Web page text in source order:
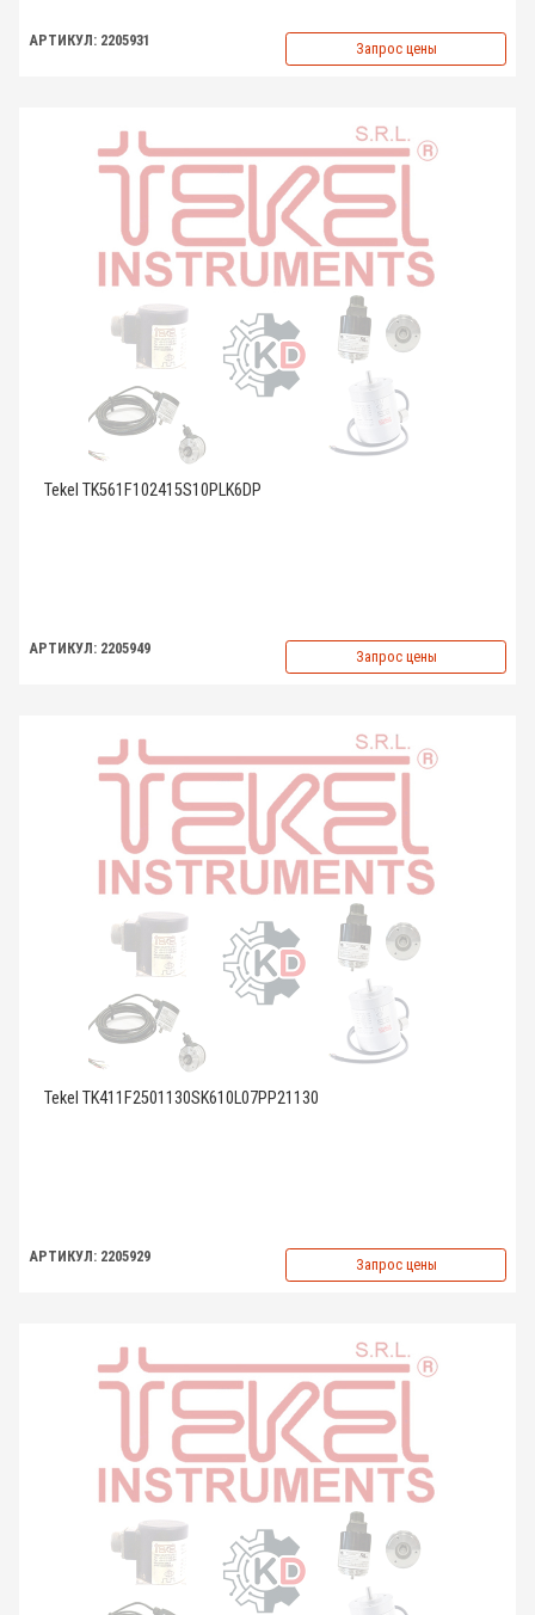
АРТИКУЛ: 2205931 Запрос цены
Tekel TK561F102415S10PLK6DP
АРТИКУЛ: 2205949 Запрос цены
Tekel TK411F2501130SK610L07PP21130
АРТИКУЛ: 2205929 Запрос цены